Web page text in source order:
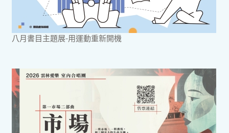
八月書目主題展-用運動重新開機